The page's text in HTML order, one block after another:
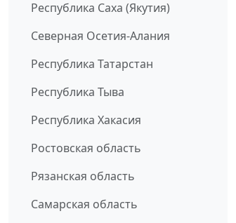
Республика Саха (Якутия)
Северная Осетия-Алания
Республика Татарстан
Республика Тыва
Республика Хакасия
Ростовская область
Рязанская область
Самарская область